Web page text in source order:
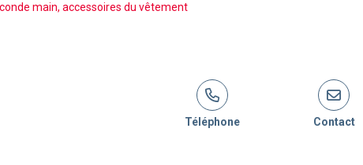
main, accessoires du vêtement
Téléphone Contact